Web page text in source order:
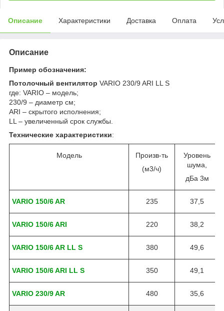
Описание Характеристики Доставка Оплата
Описание
Пример обозначения:
Потолочный вентилятор VARIO 230/9 ARI LL S
где: VARIO – модель;
230/9 – диаметр см;
ARI – скрытого исполнения;
LL – увеличенный срок службы.
Технические характеристики:
Модель
Произв-ть
(м3/ч)
Уровень
шума,
дБа 3м
VARIO 150/6 AR 235 37,5
VARIO 150/6 ARI 220 38,2
VARIO 150/6 AR LL S 380 49,6
VARIO 150/6 ARI LL S 350 49,1
VARIO 230/9 AR 480 35,6